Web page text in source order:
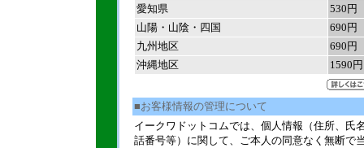
愛知県
530円
山陽・山陰・四国
690円
九州地区
690円
沖縄地区
1590円
■お客様情報の管理について
イークワドットコムでは、個人情報（住所、氏
話番号等）に関して、ご本人の同意なく無断で